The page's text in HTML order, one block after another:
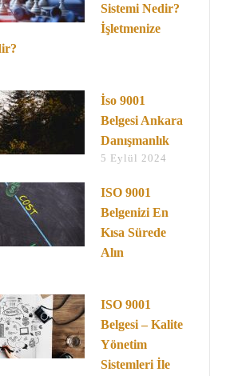
Sistemi Nedir?
İşletmenize
İso 9001
Belgesi Ankara
Danışmanlık
5 Eylül 2024
ISO 9001
Belgenizi En
Kısa Sürede
Alın
ISO 9001
Belgesi – Kalite
Yönetim
Sistemleri İle